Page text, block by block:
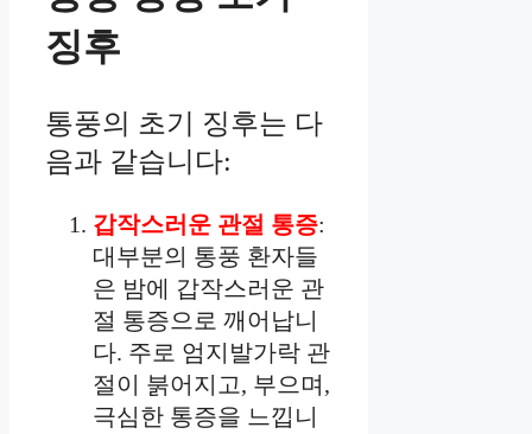
징후
통풍의 초기 징후는 다
음과 같습니다:
갑작스러운 관절 통증:
대부분의 통풍 환자들
은 밤에 갑작스러운 관
절 통증으로 깨어납니
다. 주로 엄지발가락 관
절이 붉어지고, 부으며,
극심한 통증을 느낍니